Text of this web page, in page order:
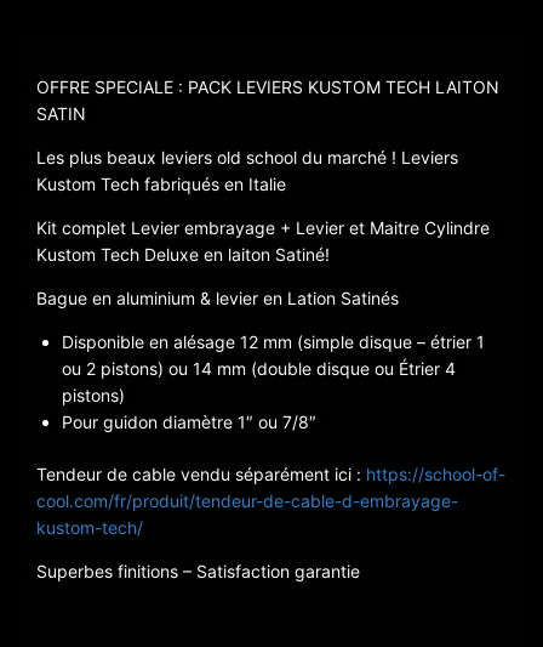
OFFRE SPECIALE : PACK LEVIERS KUSTOM TECH LAITON
SATIN
Les plus beaux leviers old school du marché ! Leviers
Kustom Tech fabriqués en Italie
Kit complet Levier embrayage + Levier et Maitre Cylindre
Kustom Tech Deluxe en laiton Satiné!
Bague en aluminium & levier en Lation Satinés
Disponible en alésage 12 mm (simple disque – étrier 1
ou 2 pistons) ou 14 mm (double disque ou Étrier 4
pistons)
Pour guidon diamètre 1″ ou 7/8″
Tendeur de cable vendu séparément ici : https://school-of-
cool.com/fr/produit/tendeur-de-cable-d-embrayage-
kustom-tech/
Superbes finitions – Satisfaction garantie